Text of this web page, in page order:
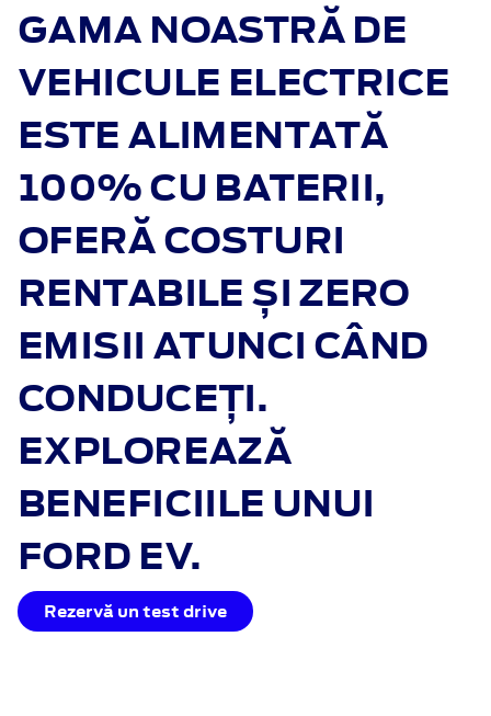
GAMA NOASTRĂ DE
VEHICULE ELECTRICE
ESTE ALIMENTATĂ
100% CU BATERII,
OFERĂ COSTURI
RENTABILE ȘI ZERO
EMISII ATUNCI CÂND
CONDUCEȚI.
EXPLOREAZĂ
BENEFICIILE UNUI
FORD EV.
Rezervă un test drive